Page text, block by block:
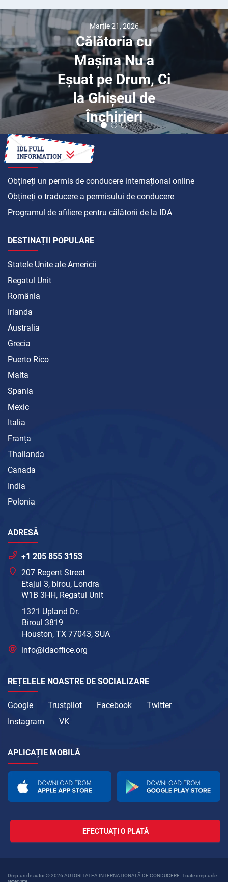
Martie 21, 2026
Călătoria cu
Mașina Nu a
Eșuat pe Drum, Ci
la Ghișeul de
Închirieri
CUM SĂ
Obțineți un permis de conducere internațional online
Obțineți o traducere a permisului de conducere
Programul de afiliere pentru călătorii de la IDA
DESTINAȚII POPULARE
Statele Unite ale Americii
Regatul Unit
România
Irlanda
Australia
Grecia
Puerto Rico
Malta
Spania
Mexic
Italia
Franța
Thailanda
Canada
India
Polonia
ADRESĂ
+1 205 855 3153
207 Regent Street
Etajul 3, birou, Londra
W1B 3HH, Regatul Unit
1321 Upland Dr.
Biroul 3819
Houston, TX 77043, SUA
info@idaoffice.org
REȚELELE NOASTRE DE SOCIALIZARE
Google Trustpilot Facebook
Twitter
Instagram
VK
APLICAȚIE MOBILĂ
EFECTUAȚI O PLATĂ
Drepturi de autor © 2026 AUTORITATEA INTERNAȚIONALĂ DE CONDUCERE. Toate drepturile